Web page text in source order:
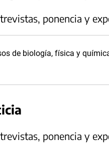
ponencia y
de biología, física y
ponencia y